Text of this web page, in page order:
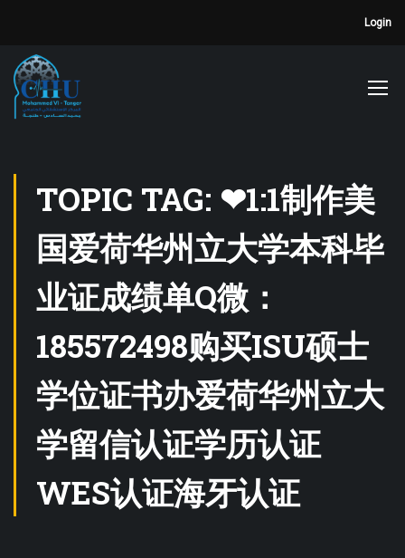
Login
TOPIC TAG: ❤1:1制作美
国爱荷华州立大学本科毕
业证成绩单Q微：
185572498购买ISU硕士
学位证书办爱荷华州立大
学留信认证学历认证
WES认证海牙认证